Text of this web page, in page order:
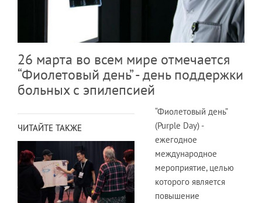
26 марта во всем мире отмечается
“Фиолетовый день” - день поддержки
больных с эпилепсией
ЧИТАЙТЕ ТАКЖЕ
“Фиолетовый день”
(Purple Day) -
ежегодное
международное
мероприятие, целью
которого является
повышение